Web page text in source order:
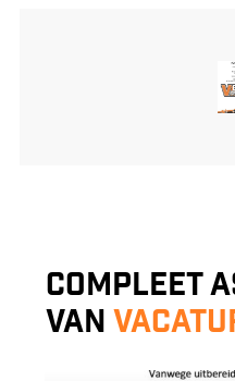
Compleet
van